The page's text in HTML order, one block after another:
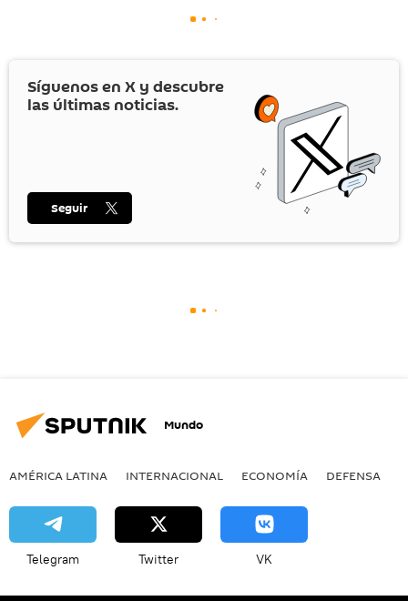
Síguenos en X y descubre
las últimas noticias.
Seguir
Mundo
AMÉRICA LATINA INTERNACIONAL ECONOMÍA DEFENSA
Telegram Twitter VK